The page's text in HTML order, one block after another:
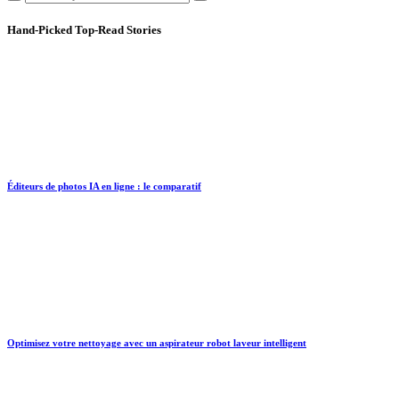
Hand-Picked Top-Read Stories
Éditeurs de photos IA en ligne : le comparatif
Optimisez votre nettoyage avec un aspirateur robot laveur intelligent